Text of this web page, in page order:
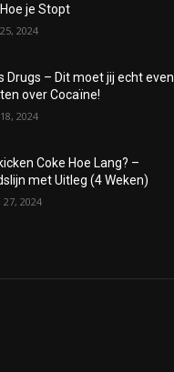
je Stopt
2024
Drugs – Dit moet jij echt even
over Cocaïne!
2024
Coke Hoe Lang? –
met Uitleg (4 Weken)
2024